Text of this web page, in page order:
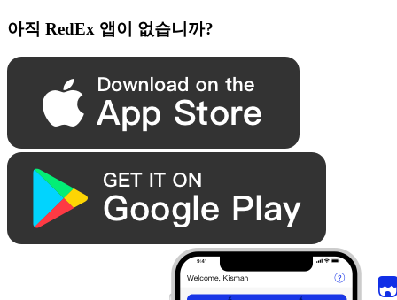
아직 RedEx 앱이 없습니까?